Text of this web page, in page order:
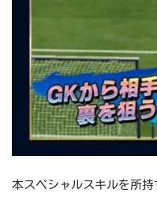
本スペシャルスキルを所持